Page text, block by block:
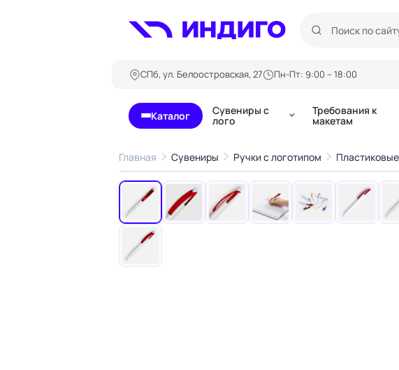
СПб, ул. Белоостровская, 27 Пн-Пт: 9:00 – 18:00
Каталог
Бланки и формуляры
Блокноты
Бейджи
Визитки
Конверты
Ленты для бейджей
Билеты, купоны
Буклеты
Сувениры с
лого
Требования к
макетам
Главная Сувениры Ручки с логотипом
‹